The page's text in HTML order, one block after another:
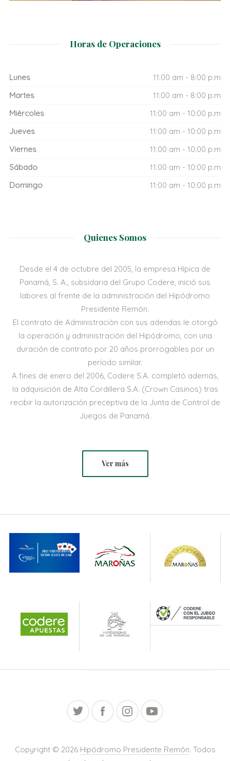
Horas de Operaciones
Lunes
11:00 am - 8:00 p.m
Martes
11:00 am - 8:00 p.m
Miércoles
11:00 am - 10:00 p.m
Jueves
11:00 am - 10:00 p.m
Viernes
11:00 am - 10:00 p.m
Sábado
11:00 am - 10:00 p.m
Domingo
11:00 am - 10:00 p.m
Quienes Somos
Desde el 4 de octubre del 2005, la empresa Hípica de
Panamá, S. A., subsidaria del Grupo Codere, inició sus
labores al frente de la administración del Hipódromo
Presidente Remón.
El contrato de Administración con sus adendas le otorgó
la operación y administración del Hipódromo, con una
duración de contrato por 20 años prorrogables por un
período similar.
A fines de enero del 2006, Codere S.A. completó además,
la adquisición de Alta Cordillera S.A. (Crown Casinos) tras
recibir la autorización preceptiva de la Junta de Control de
Juegos de Panamá.
Ver más
Copyright © 2026 Hipódromo Presidente Remón. Todos